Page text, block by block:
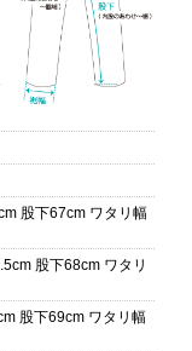
股下67cm ワタリ幅
股下68cm ワタリ
股下69cm ワタリ幅